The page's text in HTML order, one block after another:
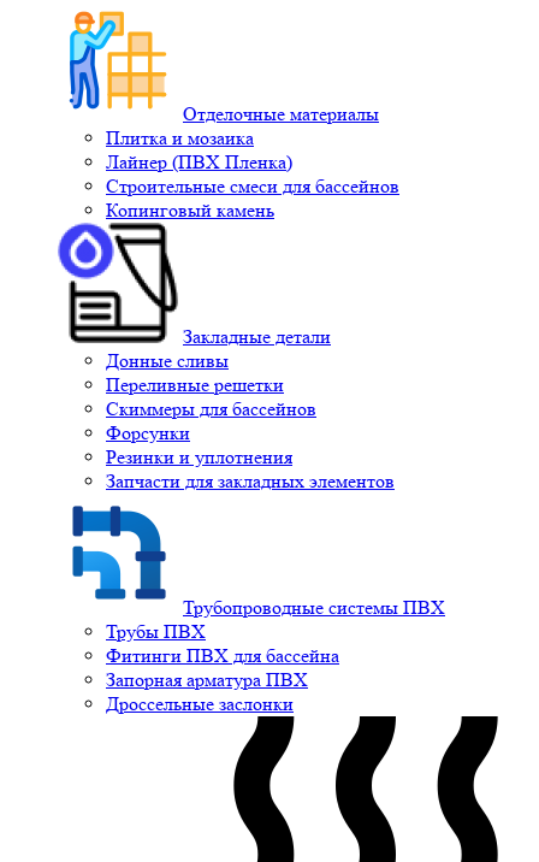
Отделочные материалы
Плитка и мозаика
Лайнер (ПВХ Пленка)
Строительные смеси для бассейнов
Копинговый камень
Закладные детали
Донные сливы
Переливные решетки
Скиммеры для бассейнов
Форсунки
Резинки и уплотнения
Запчасти для закладных элементов
Трубопроводные системы ПВХ
Трубы ПВХ
Фитинги ПВХ для бассейна
Запорная арматура ПВХ
Дроссельные заслонки